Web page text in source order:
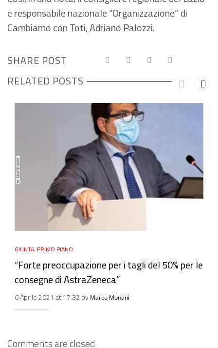
e responsabile nazionale “Organizzazione” di
Cambiamo con Toti, Adriano Palozzi.
SHARE POST
RELATED POSTS
GIUNTA, PRIMO PIANO
“Forte preoccupazione per i tagli del 50% per le
consegne di AstraZeneca”
6 Aprile 2021 at 17:32 by Marco Montini
Comments are closed